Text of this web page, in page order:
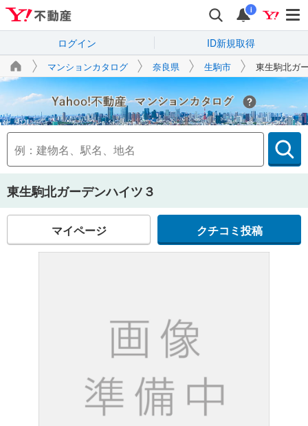
i
ログイン ID新規取得
マンションカタログ 奈良県 生駒市 東生駒北ガ
Yahoo!不動産
東生駒北ガーデンハイツ３
マイページ クチコミ投稿